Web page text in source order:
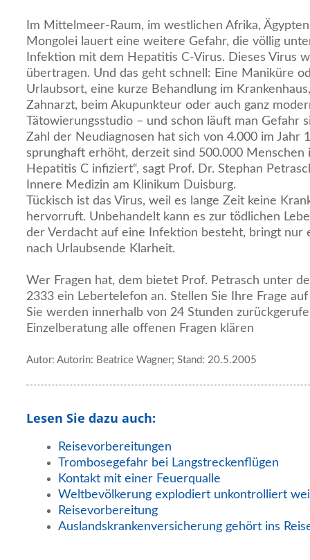
Im Mittelmeer-Raum, im westlichen Afrika,
Mongolei lauert eine weitere Gefahr, die völlig
Infektion mit dem Hepatitis C-Virus. Dieses Virus
übertragen. Und das geht schnell: Eine Maniküre
Urlaubsort, eine kurze Behandlung im
Zahnarzt, beim Akupunkteur oder auch ganz
Tätowierungsstudio – und schon läuft man Gefahr
Zahl der Neudiagnosen hat sich von 4.000 im Jahr
sprunghaft erhöht, derzeit sind 500.000 Menschen
Hepatitis C infiziert“, sagt Prof. Dr. Stephan
Innere Medizin am Klinikum Duisburg.
Tückisch ist das Virus, weil es lange Zeit keine
hervorruft. Unbehandelt kann es zur tödlichen
der Verdacht auf eine Infektion besteht, bringt nur
nach Urlaubsende Klarheit.
Wer Fragen hat, dem bietet Prof. Petrasch unter
2333 ein Lebertelefon an. Stellen Sie Ihre Frage
Sie werden innerhalb von 24 Stunden
Einzelberatung alle offenen Fragen klären
Autor: Autorin: Beatrice Wagner; Stand: 20.5.2005
Lesen Sie dazu auch:
Reisevorbereitungen
Trombosegefahr bei Langstreckenflügen
Kontakt mit einer Feuerqualle
Weltbevölkerung explodiert unkontrolliert
Reisevorbereitung
Auslandskrankenversicherung gehört ins